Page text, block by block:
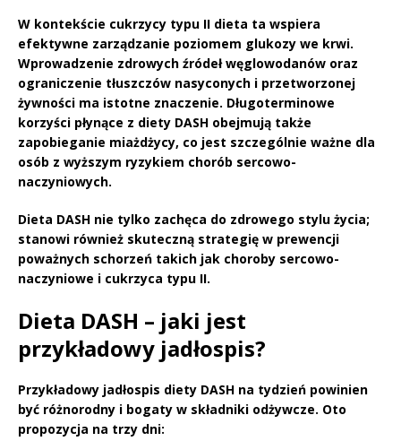
W kontekście cukrzycy typu II dieta ta wspiera
efektywne zarządzanie poziomem glukozy we krwi.
Wprowadzenie zdrowych źródeł węglowodanów oraz
ograniczenie tłuszczów nasyconych i przetworzonej
żywności ma istotne znaczenie. Długoterminowe
korzyści płynące z diety DASH obejmują także
zapobieganie miażdżycy, co jest szczególnie ważne dla
osób z wyższym ryzykiem chorób sercowo-
naczyniowych.
Dieta DASH nie tylko zachęca do zdrowego stylu życia;
stanowi również skuteczną strategię w prewencji
poważnych schorzeń takich jak choroby sercowo-
naczyniowe i cukrzyca typu II.
Dieta DASH – jaki jest
przykładowy jadłospis?
Przykładowy jadłospis diety DASH na tydzień powinien
być różnorodny i bogaty w składniki odżywcze. Oto
propozycja na trzy dni: